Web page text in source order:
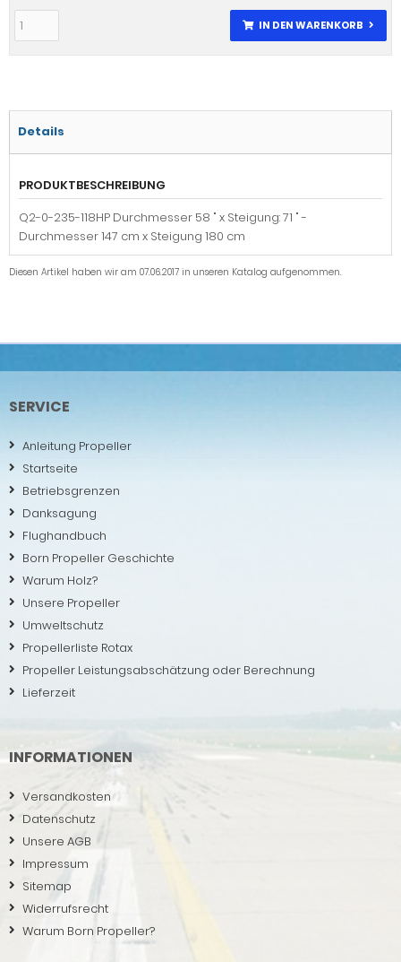
IN DEN WARENKORB
Details
PRODUKTBESCHREIBUNG
Q2-0-235-118HP Durchmesser 58 " x Steigung: 71 " -
Durchmesser 147 cm x Steigung 180 cm
Diesen Artikel haben wir am 07.06.2017 in unseren Katalog aufgenommen.
SERVICE
Anleitung Propeller
Startseite
Betriebsgrenzen
Danksagung
Flughandbuch
Born Propeller Geschichte
Warum Holz?
Unsere Propeller
Umweltschutz
Propellerliste Rotax
Propeller Leistungsabschätzung oder Berechnung
Lieferzeit
INFORMATIONEN
Versandkosten
Datenschutz
Unsere AGB
Impressum
Sitemap
Widerrufsrecht
Warum Born Propeller?